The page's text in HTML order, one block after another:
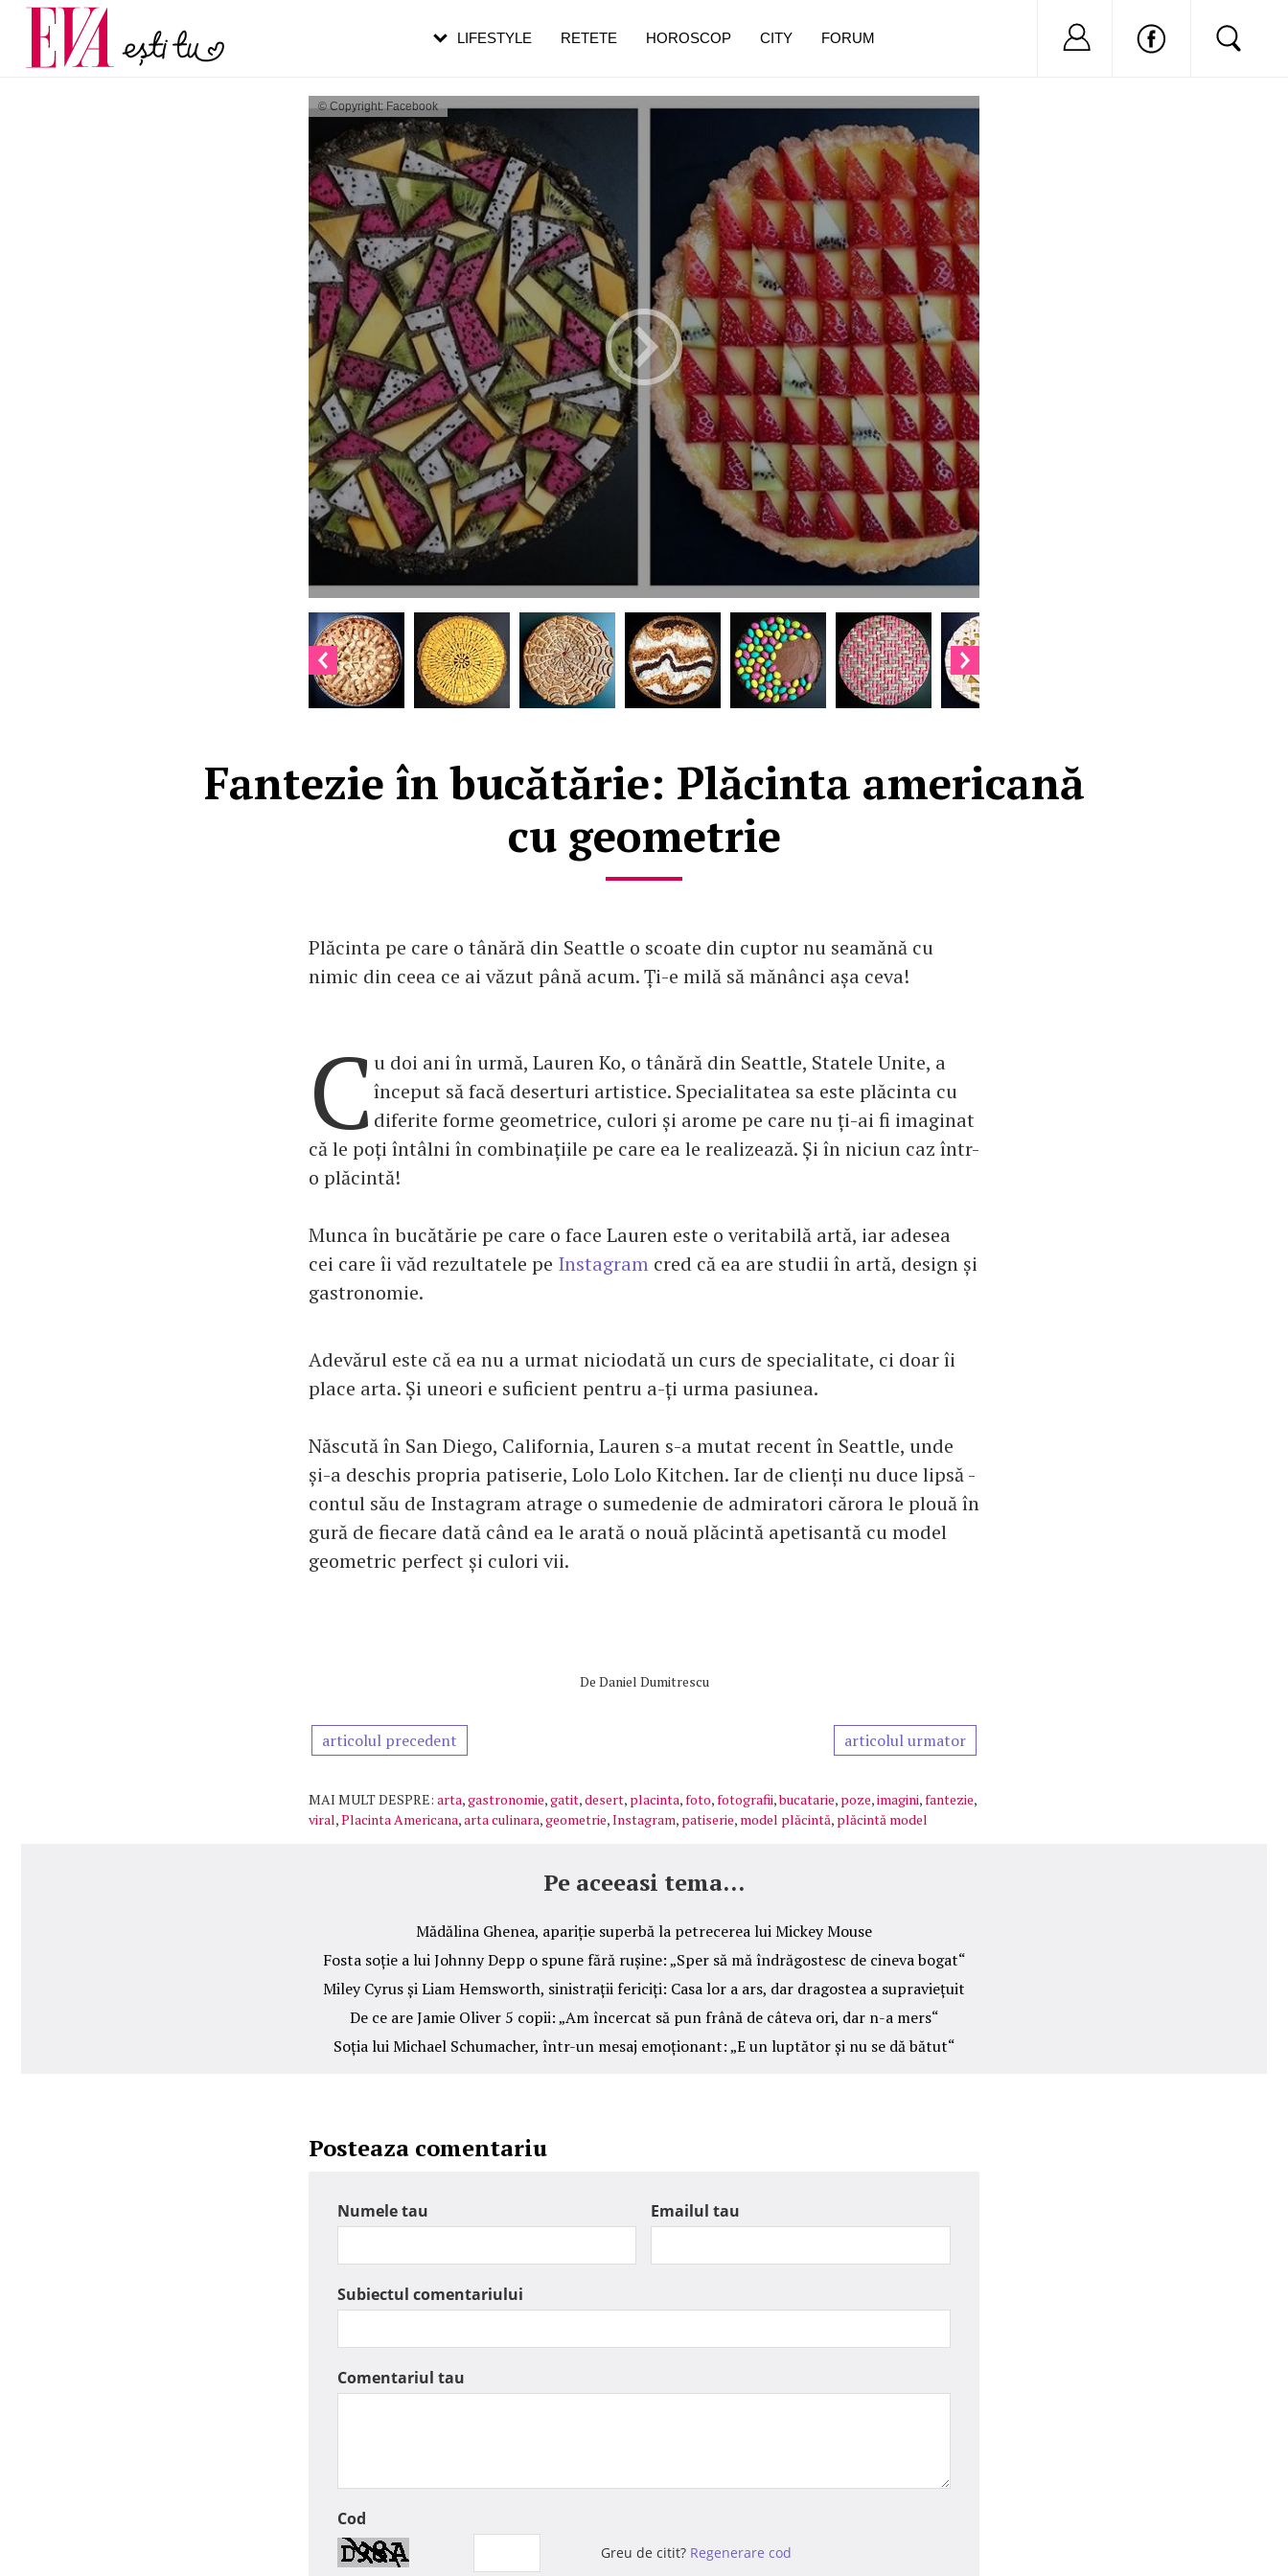
© Copyright: Facebook
Fantezie în bucătărie: Plăcinta americană
cu geometrie
Plăcinta pe care o tânără din Seattle o scoate din cuptor nu seamănă cu
nimic din ceea ce ai văzut până acum. Ți-e milă să mănânci așa ceva!
C u doi ani în urmă, Lauren Ko, o tânără din Seattle, Statele Unite, a
început să facă deserturi artistice. Specialitatea sa este plăcinta cu
diferite forme geometrice, culori și arome pe care nu ți-ai fi imaginat
că le poți întâlni în combinațiile pe care ea le realizează. Și în niciun caz într-
o plăcintă!
Munca în bucătărie pe care o face Lauren este o veritabilă artă, iar adesea
cei care îi văd rezultatele pe Instagram cred că ea are studii în artă, design și
gastronomie.
Adevărul este că ea nu a urmat niciodată un curs de specialitate, ci doar îi
place arta. Și uneori e suficient pentru a-ți urma pasiunea.
Născută în San Diego, California, Lauren s-a mutat recent în Seattle, unde
și-a deschis propria patiserie, Lolo Lolo Kitchen. Iar de clienți nu duce lipsă -
contul său de Instagram atrage o sumedenie de admiratori cărora le plouă în
gură de fiecare dată când ea le arată o nouă plăcintă apetisantă cu model
geometric perfect și culori vii.
De Daniel Dumitrescu
articolul precedent articolul urmator
MAI MULT DESPRE: arta,gastronomie,gatit,desert, placinta,foto,fotografii,bucatarie, poze,imagini,fantezie,
viral,Placinta Americana,arta culinara,geometrie,Instagram, patiserie, model plăcintă, plăcintă model
Pe aceeasi tema...
Mădălina Ghenea, apariție superbă la petrecerea lui Mickey Mouse
Fosta soție a lui Johnny Depp o spune fără rușine: „Sper să mă îndrăgostesc de cineva bogat“
Miley Cyrus și Liam Hemsworth, sinistrații fericiți: Casa lor a ars, dar dragostea a supraviețuit
De ce are Jamie Oliver 5 copii: „Am încercat să pun frână de câteva ori, dar n-a mers“
Soția lui Michael Schumacher, într-un mesaj emoționant: „E un luptător și nu se dă bătut“
Posteaza comentariu
Numele tau Emailul tau
Subiectul comentariului
Comentariul tau
Cod
Greu de citit? Regenerare cod
LIFESTYLE RETETE HOROSCOP CITY FORUM Nu ai cont?
Carieră
Actualitate
pe măsură ce înaintezi în vârstă
de dureroasă este investigația